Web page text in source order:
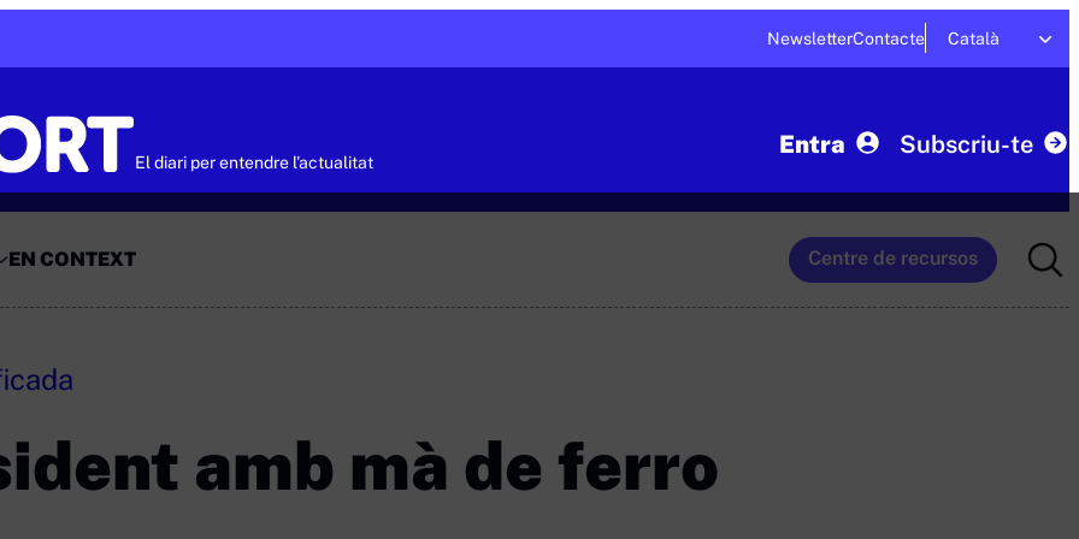
NewsletterContacte Català
El diari per entendre l'actualitat
Entra Subscriu-te
EN CONTEXT Centre de recursos
for:
amb mà de ferro